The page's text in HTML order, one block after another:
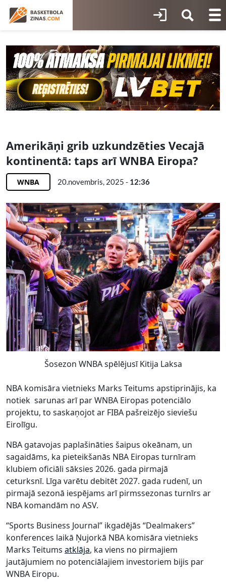
Amerikāņi grib uzkundzēties Vecajā
kontinentā: taps arī WNBA Eiropa?
WNBA 20.novembris, 2025 - 12:36
Šosezon WNBA spēlējusī Kitija Laksa
NBA komisāra vietnieks Marks Teitums apstiprinājis, ka
notiek sarunas arī par WNBA Eiropas potenciālo
projektu, to saskaņojot ar FIBA pašreizējo sieviešu
Eirolīgu.
NBA gatavojas paplašināties šaipus okeānam, un
sagaidāms, ka pieteikšanās NBA Eiropas turnīram
klubiem oficiāli sāksies 2026. gada pirmajā
ceturksnī. Līga varētu debitēt 2027. gada rudenī, un
pirmajā sezonā iespējams arī pirmssezonas turnīrs ar
NBA komandām no ASV.
“Sports Business Journal” ikgadējās “Dealmakers”
konferences laikā Ņujorkā NBA komisāra vietnieks
Marks Teitums atklāja, ka viens no pirmajiem
jautājumiem no potenciālajiem investoriem bijis par
WNBA Eiropu.